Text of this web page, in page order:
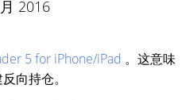
2016
5 for iPhone/iPad 。这意味
向持仓。